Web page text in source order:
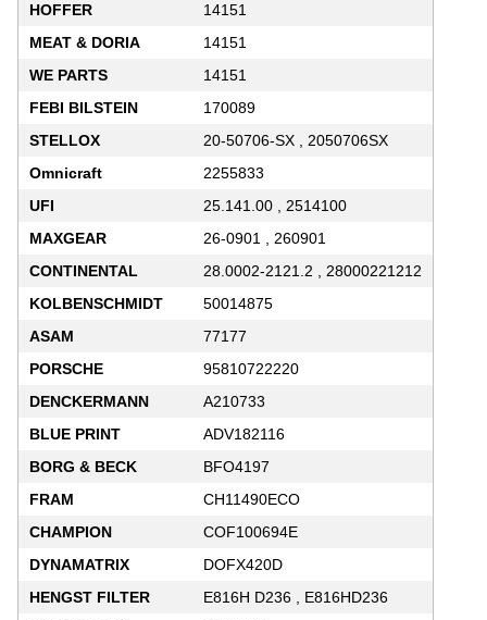
HOFFER
14151
MEAT & DORIA
14151
WE PARTS
14151
FEBI BILSTEIN
170089
STELLOX
20-50706-SX , 2050706SX
Omnicraft
2255833
UFI
25.141.00 , 2514100
MAXGEAR
26-0901 , 260901
CONTINENTAL
28.0002-2121.2 , 28000221212
KOLBENSCHMIDT
50014875
ASAM
77177
PORSCHE
95810722220
DENCKERMANN
A210733
BLUE PRINT
ADV182116
BORG & BECK
BFO4197
FRAM
CH11490ECO
CHAMPION
COF100694E
DYNAMATRIX
DOFX420D
HENGST FILTER
E816H D236 , E816HD236